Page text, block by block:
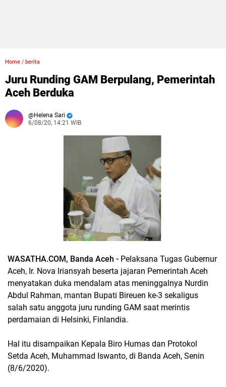
Home / berita
Juru Runding GAM Berpulang, Pemerintah
Aceh Berduka
Helena Sari
6/08/20, 14:21 WIB
WASATHA.COM, Banda Aceh - Pelaksana Tugas Gubernur
Aceh, Ir. Nova Iriansyah beserta jajaran Pemerintah Aceh
menyatakan duka mendalam atas meninggalnya Nurdin
Abdul Rahman, mantan Bupati Bireuen ke-3 sekaligus
salah satu anggota juru runding GAM saat merintis
perdamaian di Helsinki, Finlandia.
Hal itu disampaikan Kepala Biro Humas dan Protokol
Setda Aceh, Muhammad Iswanto, di Banda Aceh, Senin
(8/6/2020).